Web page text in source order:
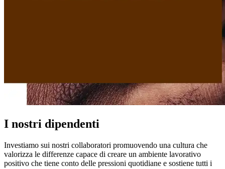
I nostri dipendenti
Investiamo sui nostri collaboratori promuovendo una cultura che
valorizza le differenze capace di creare un ambiente lavorativo
positivo che tiene conto delle pressioni quotidiane e sostiene tutti i